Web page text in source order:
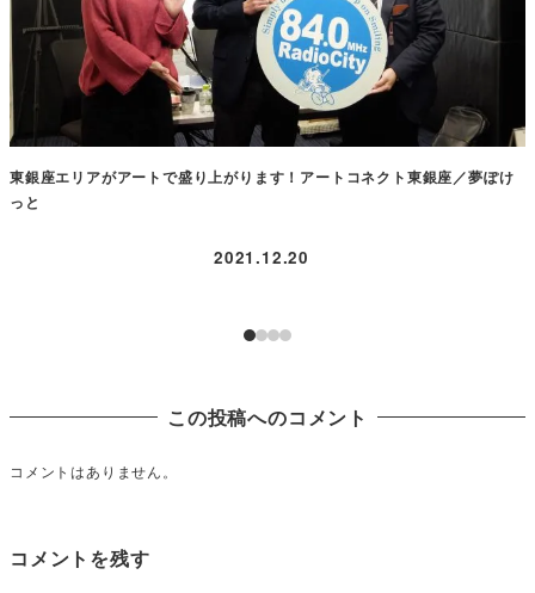
東銀座エリアがアートで盛り上がります！アートコネクト東銀座／夢ぽけ
っと
2021.12.20
この投稿へのコメント
コメントはありません。
コメントを残す